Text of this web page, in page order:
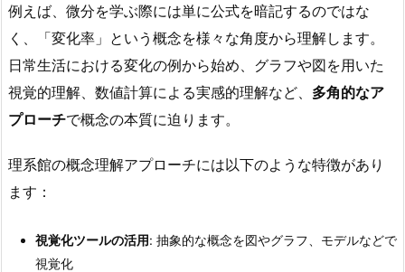
例えば、微分を学ぶ際には単に公式を暗記するのではな
く、「変化率」という概念を様々な角度から理解します。
日常生活における変化の例から始め、グラフや図を用いた
視覚的理解、数値計算による実感的理解など、 多角的なア
プローチで概念の本質に迫ります。
理系館の概念理解アプローチには以下のような特徴があり
ます：
視覚化ツールの活用: 抽象的な概念を図やグラフ、モデルなどで
視覚化